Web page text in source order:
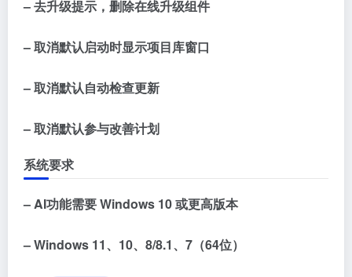
– 去升级提示，删除在线升级组件
– 取消默认启动时显示项目库窗口
– 取消默认自动检查更新
– 取消默认参与改善计划
系统要求
– AI功能需要 Windows 10 或更高版本
– Windows 11、10、8/8.1、7（64位）